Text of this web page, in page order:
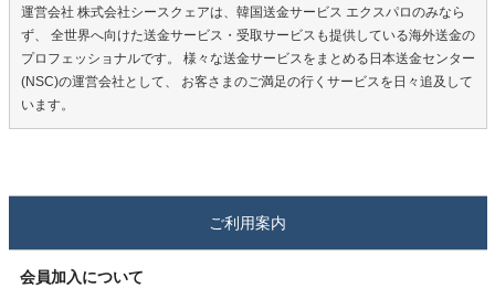
運営会社 株式会社シースクェアは、韓国送金サービス エクスパロのみなら
ず、 全世界へ向けた送金サービス・受取サービスも提供している海外送金の
プロフェッショナルです。 様々な送金サービスをまとめる日本送金センター
(NSC)の運営会社として、 お客さまのご満足の行くサービスを日々追及して
います。
ご利用案内
会員加入について